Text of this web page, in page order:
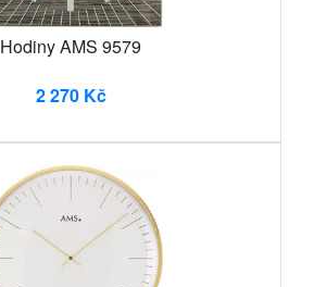
Hodiny AMS 9579
2 270 Kč